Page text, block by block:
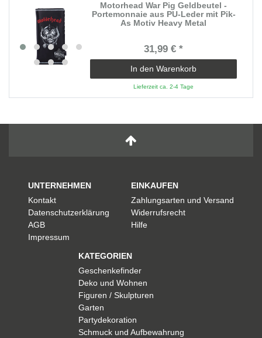
Motorhead War Pig Geldbeutel -
Portemonnaie aus PU-Leder mit Pik-
As Motiv Heavy Metal
31,99 € *
In den Warenkorb
Lieferzeit ca. 2-4 Tage
UNTERNEHMEN
Kontakt
Datenschutzerklärung
AGB
Impressum
EINKAUFEN
Zahlungsarten und Versand
Widerrufsrecht
Hilfe
KATEGORIEN
Geschenkefinder
Deko und Wohnen
Figuren / Skulpturen
Garten
Partydekoration
Schmuck und Aufbewahrung